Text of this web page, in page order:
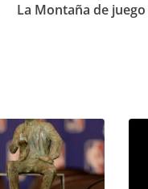
La Montaña de